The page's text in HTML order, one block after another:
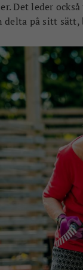
Det leder
på sitt sätt,